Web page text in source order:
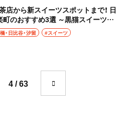
店から新スイーツスポットまで！ 日
町のおすすめ3選 ～黒猫スイーツ散
有楽町編まとめ～
・日比谷・汐留 #スイーツ
4 / 63